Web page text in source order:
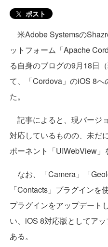
ポスト
米Adobe Systemsの
ットフォーム「Apache
る自身のブログの9月18日
て、「Cordova」のiOS 8
た。
記事によると、現バージ
対応しているものの、未だ
ポーネント「UIWebView」
なお、「Camera」「
「Contacts」プラグインを
プラグインをアップデート
い、iOS 8対応版としてア
ある。